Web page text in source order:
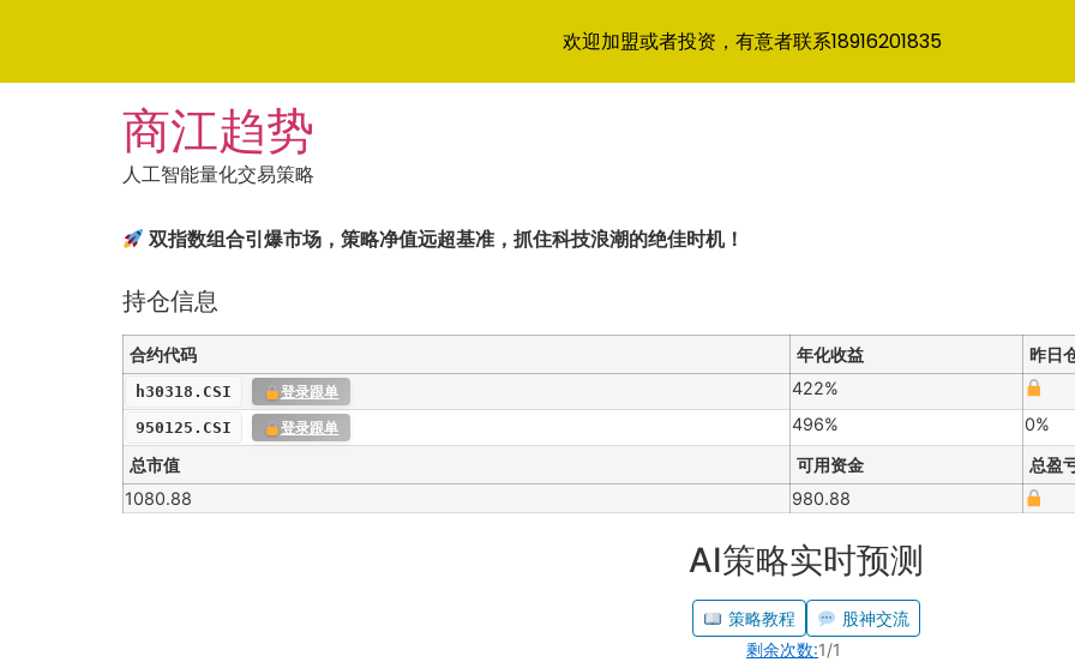
商江趋势
人工智能量化交易策略
双指数组合引爆市场，策略净值远超基准，抓住科技浪潮的绝佳时机！
持仓信息
合约代码 年化收益 昨日
h30318.CSI 登录跟单 422%
950125.CSI 登录跟单 496%
0%
总市值
可用资金
总盈
1080.88
980.88
AI策略实时预测
策略教程
股神交流
剩余次数:1/1
欢迎加盟或者投资，有意者联系18916201835